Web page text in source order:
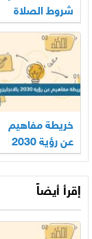
شروط الصلاة
خريطة مفاهيم
عن رؤية 2030
بالانجليزي
إقرأ أيضاً